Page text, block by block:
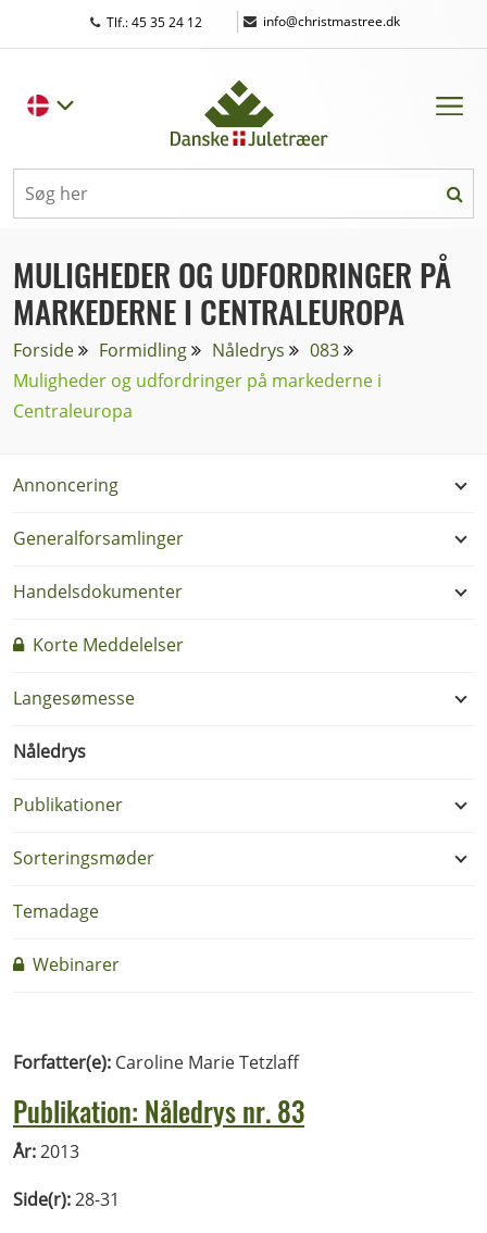
Tlf.: 45 35 24 12 | info@christmastree.dk
MULIGHEDER OG UDFORDRINGER PÅ
MARKEDERNE I CENTRALEUROPA
Forside Formidling Nåledrys
083
Muligheder og udfordringer på markederne i
Centraleuropa
Annoncering
Generalforsamlinger
Handelsdokumenter
Korte Meddelelser
Langesømesse
Nåledrys
Publikationer
Sorteringsmøder
Temadage
Webinarer
Forfatter(e): Caroline Marie Tetzlaff
Publikation: Nåledrys nr. 83
År:2013
Side(r):28-31